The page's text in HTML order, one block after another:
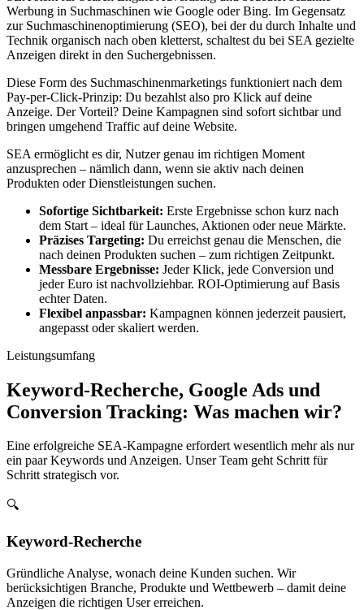
Werbung in Suchmaschinen wie Google oder Bing. Im Gegensatz
zur Suchmaschinenoptimierung (SEO), bei der du durch Inhalte und
Technik organisch nach oben kletterst, schaltest du bei SEA gezielte
Anzeigen direkt in den Suchergebnissen.
Diese Form des Suchmaschinenmarketings funktioniert nach dem
Pay-per-Click-Prinzip: Du bezahlst also pro Klick auf deine
Anzeige. Der Vorteil? Deine Kampagnen sind sofort sichtbar und
bringen umgehend Traffic auf deine Website.
SEA ermöglicht es dir, Nutzer genau im richtigen Moment
anzusprechen – nämlich dann, wenn sie aktiv nach deinen
Produkten oder Dienstleistungen suchen.
Sofortige Sichtbarkeit: Erste Ergebnisse schon kurz nach
dem Start – ideal für Launches, Aktionen oder neue Märkte.
Präzises Targeting: Du erreichst genau die Menschen, die
nach deinen Produkten suchen – zum richtigen Zeitpunkt.
Messbare Ergebnisse: Jeder Klick, jede Conversion und
jeder Euro ist nachvollziehbar. ROI-Optimierung auf Basis
echter Daten.
Flexibel anpassbar: Kampagnen können jederzeit pausiert,
angepasst oder skaliert werden.
Leistungsumfang
Keyword-Recherche, Google Ads und
Conversion Tracking: Was machen wir?
Eine erfolgreiche SEA-Kampagne erfordert wesentlich mehr als nur
ein paar Keywords und Anzeigen. Unser Team geht Schritt für
Schritt strategisch vor.
🔍
Keyword-Recherche
Gründliche Analyse, wonach deine Kunden suchen. Wir
berücksichtigen Branche, Produkte und Wettbewerb – damit deine
Anzeigen die richtigen User erreichen.